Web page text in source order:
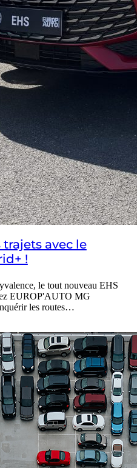
trajets avec le
!
le tout nouveau EHS
EUROP'AUTO MG
les routes…